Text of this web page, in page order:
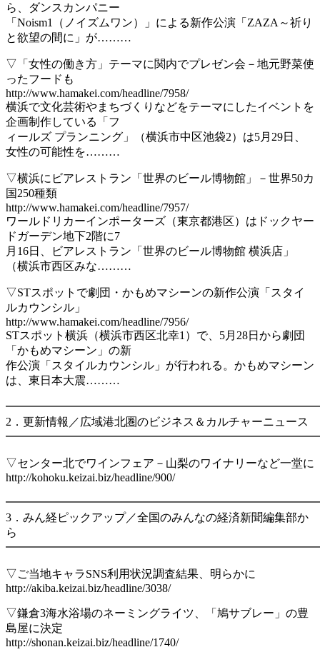
ら、ダンスカンパニー
「Noism1（ノイズムワン）」による新作公演「ZAZA～祈り
と欲望の間に」が………
▽「女性の働き方」テーマに関内でプレゼン会－地元野菜使
ったフードも
http://www.hamakei.com/headline/7958/
横浜で文化芸術やまちづくりなどをテーマにしたイベントを
企画制作している「フ
ィールズ プランニング」（横浜市中区池袋2）は5月29日、
女性の可能性を………
▽横浜にビアレストラン「世界のビール博物館」－世界50カ
国250種類
http://www.hamakei.com/headline/7957/
ワールドリカーインポーターズ（東京都港区）はドックヤー
ドガーデン地下2階に7
月16日、ビアレストラン「世界のビール博物館 横浜店」
（横浜市西区みな………
▽STスポットで劇団・かもめマシーンの新作公演「スタイ
ルカウンシル」
http://www.hamakei.com/headline/7956/
STスポット横浜（横浜市西区北幸1）で、5月28日から劇団
「かもめマシーン」の新
作公演「スタイルカウンシル」が行われる。かもめマシーン
は、東日本大震………
2．更新情報／広域港北圏のビジネス＆カルチャーニュース
▽センター北でワインフェア－山梨のワイナリーなど一堂に
http://kohoku.keizai.biz/headline/900/
3．みん経ピックアップ／全国のみんなの経済新聞編集部か
ら
▽ご当地キャラSNS利用状況調査結果、明らかに
http://akiba.keizai.biz/headline/3038/
▽鎌倉3海水浴場のネーミングライツ、「鳩サブレー」の豊
島屋に決定
http://shonan.keizai.biz/headline/1740/